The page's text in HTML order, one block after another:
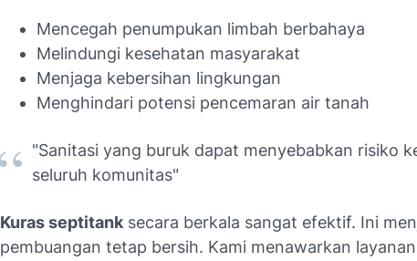
Mencegah penumpukan limbah berbahaya
Melindungi kesehatan masyarakat
Menjaga kebersihan lingkungan
Menghindari potensi pencemaran air tanah
"Sanitasi yang buruk dapat menyebabkan risiko
seluruh komunitas"
Kuras septitank secara berkala sangat efektif. Ini
pembuangan tetap bersih. Kami menawarkan